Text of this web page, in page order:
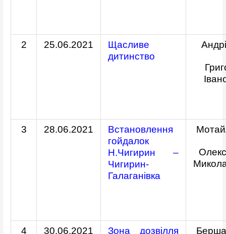
2 25.06.2021
Щасливе
дитинство
3 28.06.2021
Встановлення
гойдалок
Н.Чигирин –
Чигирин-
Галаганівка
4 30.06.2021
Зона дозвілля